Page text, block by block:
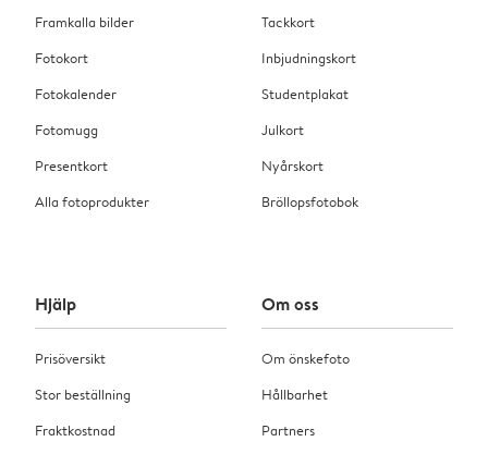
Framkalla bilder
Fotokort
Fotokalender
Fotomugg
Presentkort
Alla fotoprodukter
Tackkort
Inbjudningskort
Studentplakat
Julkort
Nyårskort
Bröllopsfotobok
Hjälp
Prisöversikt
Stor beställning
Fraktkostnad
Om oss
Om önskefoto
Hållbarhet
Partners